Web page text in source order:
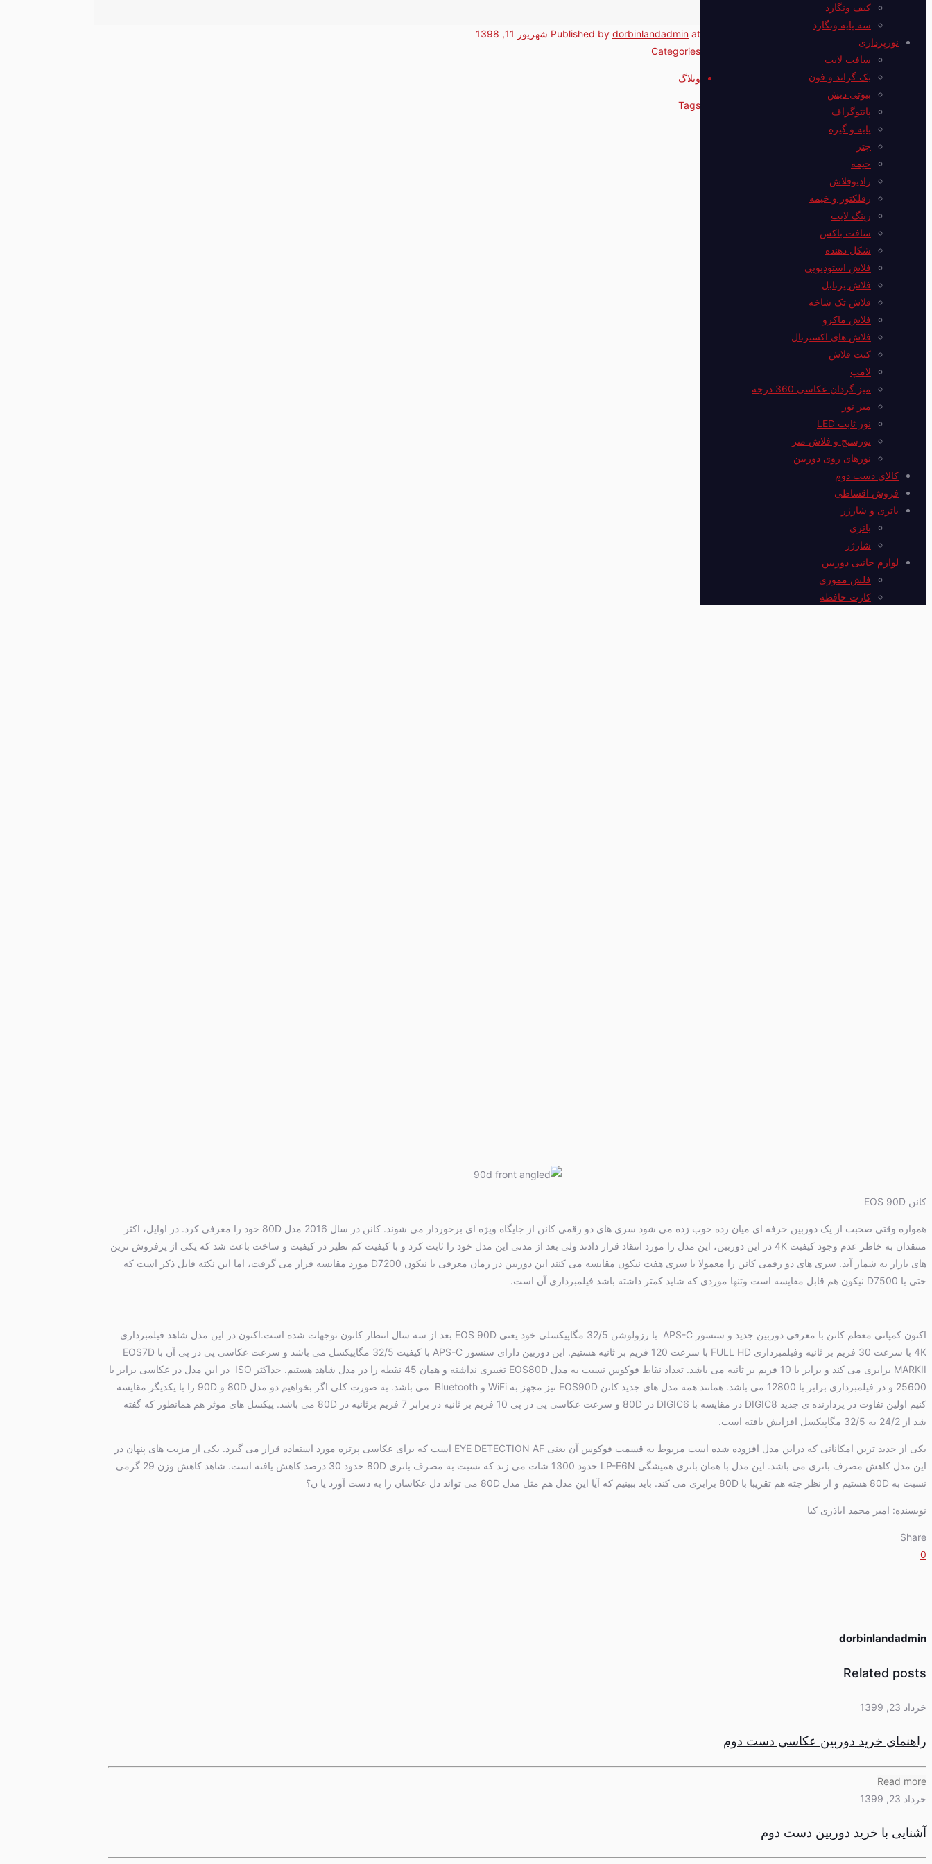
کیف ونگارد
سه پایه ونگارد
نورپردازی
سافت لایت
بک گراند و فون
بیوتی دیش
پانتوگراف
پایه و گیره
چتر
خیمه
رادیوفلاش
رفلکتور و خیمه
رینگ لایت
سافت باکس
شکل دهنده
فلاش استودیویی
فلاش پرتابل
فلاش‌ تک شاخه
فلاش ماکرو
فلاش های اکسترنال
کیت فلاش
لامپ
میز گردان عکاسی 360 درجه
میز نور
نور ثابت LED
نورسنج و فلاش متر
نورهای روی دوربین
کالای دست دوم
فروش اقساطی
باتری و شارژر
باتری
شارژر
لوازم جانبی دوربین
فلش مموری
کارت حافظه
Published by dorbinlandadmin at
شهریور 11, 1398
Categories
وبلاگ
Tags
کانن EOS 90D
همواره وقتی صحبت از یک دوربین حرفه ای میان رده خوب زده می شود سری های دو رقمی کانن از جایگاه ویژه ای برخوردار می شوند. کانن در سال 2016 مدل 80D خود را معرفی کرد. در اوایل، اکثر
منتقدان به خاطر عدم وجود کیفیت 4K در این دوربین، این مدل را مورد انتقاد قرار دادند ولی بعد از مدتی این مدل خود را ثابت کرد و با کیفیت کم نظیر در کیفیت و ساخت باعث شد که یکی از پرفروش ترین
های بازار به شمار آید. سری های دو رقمی کانن را معمولا با سری هفت نیکون مقایسه می کنند این دوربین در زمان معرفی با نیکون D7200 مورد مقایسه قرار می گرفت، اما این نکته قابل ذکر است که
حتی با D7500 نیکون هم قابل مقایسه است وتنها موردی که شاید کمتر داشته باشد فیلمبرداری آن است.
اکنون کمپانی معظم کانن با معرفی دوربین جدید و سنسور APS-C با رزولوشن 32/5 مگاپیکسلی خود یعنی EOS 90D بعد از سه سال انتظار کانون توجهات شده است.اکنون در این مدل شاهد فیلمبرداری
4K با سرعت 30 فریم بر ثانیه وفیلمبرداری FULL HD با سرعت 120 فریم بر ثانیه هستیم. این دوربین دارای سنسور APS-C با کیفیت 32/5 مگاپیکسل می باشد و سرعت عکاسی پی در پی آن با EOS7D
MARKII برابری می کند و برابر با 10 فریم بر ثانیه می باشد. تعداد نقاط فوکوس نسبت به مدل EOS80D تغییری نداشته و همان 45 نقطه را در مدل شاهد هستیم. حداکثر ISO در این مدل در عکاسی برابر با
25600 و در فیلمبرداری برابر با 12800 می باشد. همانند همه مدل های جدید کانن EOS90D نیز مجهز به WiFi و Bluetooth می باشد. به صورت کلی اگر بخواهیم دو مدل 80D و 90D را با یکدیگر مقایسه
کنیم اولین تفاوت در پردازنده ی جدید DIGIC8 در مقایسه با DIGIC6 در 80D و سرعت عکاسی پی در پی 10 فریم بر ثانیه در برابر 7 فریم برثانیه در 80D می باشد. پیکسل های موثر هم همانطور که گفته
شد از 24/2 به 32/5 مگاپیکسل افزایش یافته است.
یکی از جدید ترین امکاناتی که دراین مدل افزوده شده است مربوط به قسمت فوکوس آن یعنی EYE DETECTION AF است که برای عکاسی پرتره مورد استفاده قرار می گیرد. یکی از مزیت های پنهان در
این مدل کاهش مصرف باتری می باشد. این مدل با همان باتری همیشگی LP-E6N حدود 1300 شات می زند که نسبت به مصرف باتری 80D حدود 30 درصد کاهش یافته است. شاهد کاهش وزن 29 گرمی
نسبت به 80D هستیم و از نظر جثه هم تقریبا با 80D برابری می کند. باید ببینیم که آیا این مدل هم مثل مدل 80D می تواند دل عکاسان را به دست آورد یا ن؟
نویسنده: امیر محمد اباذری کیا
Share
0
dorbinlandadmin
Related posts
خرداد 23, 1399
راهنمای خرید دوربین عکاسی دست دوم
Read more
خرداد 23, 1399
آشنایی با خرید دوربین دست دوم